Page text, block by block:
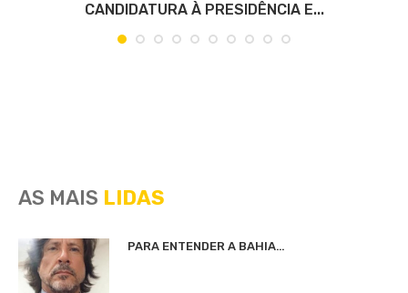
CANDIDATURA À PRESIDÊNCIA E...
AS MAIS LIDAS
PARA ENTENDER A BAHIA…